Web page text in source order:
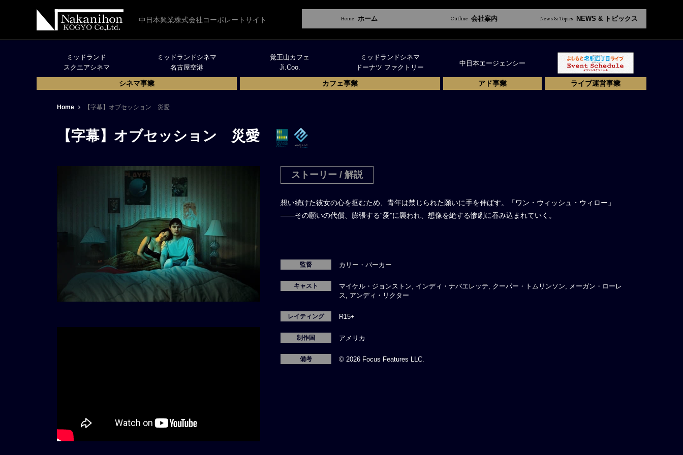
中日本興業株式会社コーポレートサイト Home ホーム Outline 会社案内 News & Topics NEWS & トピックス
ミッドランド
スクエアシネマ
ミッドランドシネマ
名古屋空港
シネマ事業
覚王山カフェ
Ji.Coo.
ミッドランドシネマ
ドーナツ ファクトリー
カフェ事業
中日本エージェンシー
アド事業 ライブ運営事業
Home 【字幕】オブセッション 災愛
【字幕】オブセッション 災愛
ストーリー / 解説
想い続けた彼女の心を掴むため、青年は禁じられた願いに手を伸ばす。「ワン・ウィッシュ・ウィロー」
——その願いの代償、膨張する“愛”に襲われ、想像を絶する惨劇に吞み込まれていく。
監督 カリー・バーカー
キャスト
マイケル・ジョンストン, インディ・ナバエレッテ, クーパー・トムリンソン, メーガン・ローレ
ス, アンディ・リクター
レイティング R15+
制作国 アメリカ
備考 © 2026 Focus Features LLC.